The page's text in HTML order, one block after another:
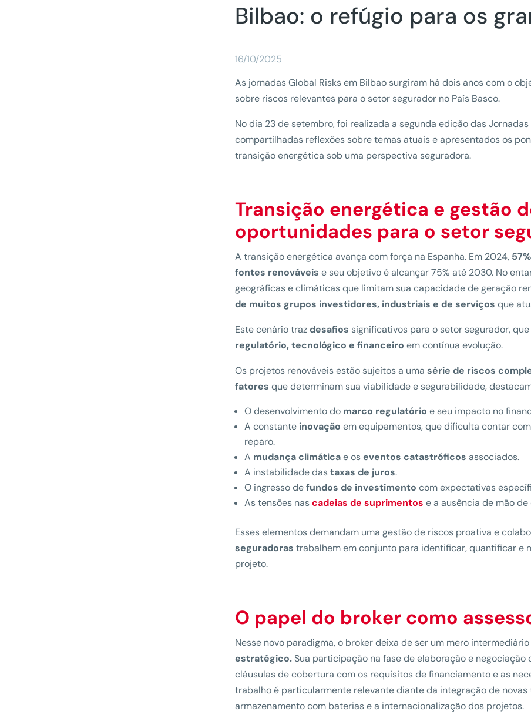
Bilbao: o refúgio para os
16/10/2025
As jornadas Global Risks em Bilbao surgiram há dois anos com o
sobre riscos relevantes para o setor segurador no País Basco.
No dia 23 de setembro, foi realizada a segunda edição das
compartilhadas reflexões sobre temas atuais e apresentados os
transição energética sob uma perspectiva seguradora.
Transição energética e gestão
oportunidades para o setor
A transição energética avança com força na Espanha. Em 2024,
fontes renováveis e seu objetivo é alcançar 75% até 2030. No
geográficas e climáticas que limitam sua capacidade de geração
de muitos grupos investidores, industriais e de serviços que
Este cenário trazdesafios significativos para o setor segurador,
regulatório, tecnológico e financeiro em contínua evolução.
Os projetos renováveis estão sujeitos a umasérie de riscos
fatores que determinam sua viabilidade e segurabilidade,
O desenvolvimento do marco regulatório e seu impacto no
A constante inovação em equipamentos, que dificulta contar
reparo.
A mudança climáticae oseventos catastróficos associados.
A instabilidade dastaxas de juros.
O ingresso defundos de investimento com expectativas
As tensões nascadeias de suprimentos e a ausência de mão
Esses elementos demandam uma gestão de riscos proativa e
seguradorastrabalhem em conjunto para identificar, quantificar e
projeto.
O papel do broker como
Nesse novo paradigma, o broker deixa de ser um mero
estratégico.Sua participação na fase de elaboração e
cláusulas de cobertura com os requisitos de financiamento e as
trabalho é particularmente relevante diante da integração de
armazenamento com baterias e a internacionalização dos projetos.